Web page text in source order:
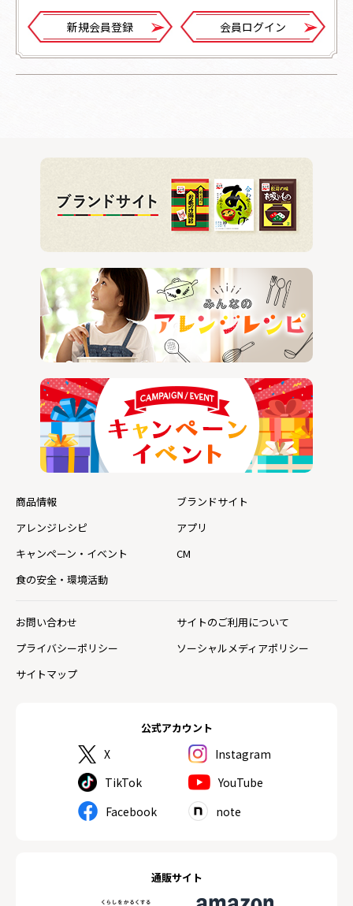
新規会員登録 会員ログイン
公式アカウント
X
Instagram
TikTok
YouTube
Facebook
note
通販サイト
商品情報
ブランドサイト
アレンジレシピ
アプリ
キャンペーン・イベント
CM
食の安全・環境活動
お問い合わせ
サイトのご利用について
プライバシーポリシー
ソーシャルメディアポリシー
サイトマップ